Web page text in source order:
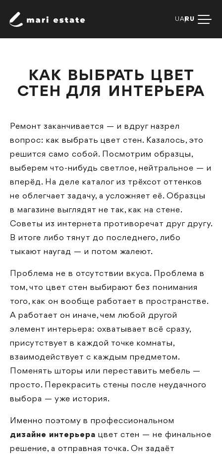
UA RU
КАК ВЫБРАТЬ ЦВЕТ
СТЕН ДЛЯ ИНТЕРЬЕРА
Ремонт заканчивается — и вдруг назрел
вопрос: как выбрать цвет стен. Казалось, это
решится само собой. Посмотрим образцы,
выберем что-нибудь светлое, нейтральное — и
вперёд. На деле каталог из трёхсот оттенков
не облегчает задачу, а усложняет её. Образцы
в магазине выглядят не так, как на стене.
Советы из интернета противоречат друг другу.
В итоге либо тянут до последнего, либо
тыкают наугад — и потом жалеют.
Проблема не в отсутствии вкуса. Проблема в
том, что цвет стен выбирают без понимания
того, как он вообще работает в пространстве.
А работает он иначе, чем любой другой
элемент интерьера: охватывает всё сразу,
присутствует в каждой точке комнаты,
взаимодействует с каждым предметом.
Поменять шторы или переставить мебель —
просто. Перекрасить стены после неудачного
выбора — уже история.
Именно поэтому в профессиональном
дизайне интерьера цвет стен — не финальное
решение, а отправная точка. Он задаёт